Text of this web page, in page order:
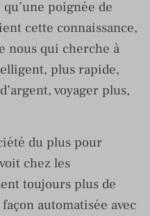
poignée de
cette connaissance,
nous qui cherche à
plus rapide,
voyager plus,
du plus pour
chez les
toujours plus de
automatisée avec